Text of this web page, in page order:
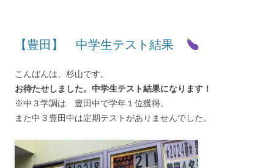
【豊田】 中学生テスト結果
こんばんは、杉山です。
お待たせしました。中学生テスト結果になります！
※中３学調は 豊田中で学年１位獲得。
また中３豊田中は定期テストがありませんでした。